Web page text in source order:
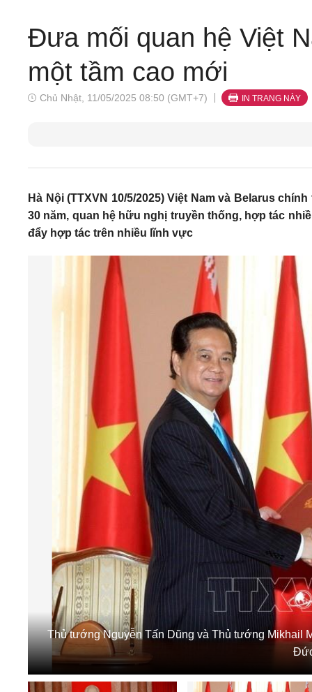
Đưa mối quan hệ Việt
một tầm cao mới
Chủ Nhật, 11/05/2025 08:50 (GMT+7) IN TRANG NÀY
Hà Nội (TTXVN 10/5/2025) Việt Nam và Belarus
30 năm, quan hệ hữu nghị truyền thống, hợp tác
đẩy hợp tác trên nhiều lĩnh vực
Thủ tướng Nguyễn Tấn Dũng và Thủ tướng Mikhail